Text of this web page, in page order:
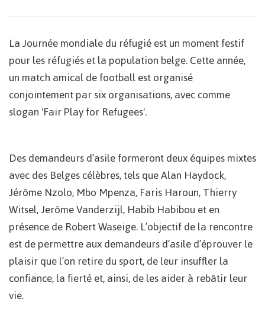
La Journée mondiale du réfugié est un moment festif
pour les réfugiés et la population belge. Cette année,
un match amical de football est organisé
conjointement par six organisations, avec comme
slogan 'Fair Play for Refugees'.
Des demandeurs d’asile formeront deux équipes mixtes
avec des Belges célèbres, tels que Alan Haydock,
Jérôme Nzolo, Mbo Mpenza, Faris Haroun, Thierry
Witsel, Jerôme Vanderzijl, Habib Habibou et en
présence de Robert Waseige. L’objectif de la rencontre
est de permettre aux demandeurs d’asile d’éprouver le
plaisir que l’on retire du sport, de leur insuffler la
confiance, la fierté et, ainsi, de les aider à rebâtir leur
vie.